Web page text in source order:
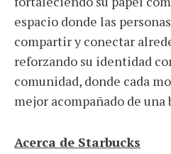
espacio donde las
compartir y conectar
reforzando su identidad
comunidad, donde cada
mejor acompañado de una
Acerca de Starbucks